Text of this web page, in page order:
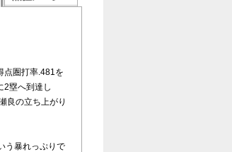
点圏打率.481を
2塁へ到達し
良の立ち上がり
う暴れっぷりで